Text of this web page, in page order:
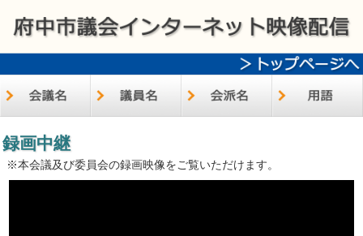
録画中継
※本会議及び委員会の録画映像をご覧いただけます。